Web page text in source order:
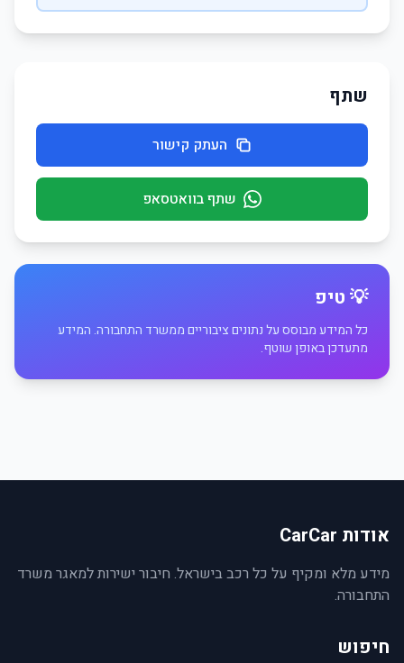
שתף
העתק קישור
שתף בוואטסאפ
💡 טיפ
כל המידע מבוסס על נתונים ציבוריים ממשרד התחבורה. המידע
מתעדכן באופן שוטף.
אודות CarCar
מידע מלא ומקיף על כל רכב בישראל. חיבור ישירות למאגר משרד
התחבורה.
חיפוש